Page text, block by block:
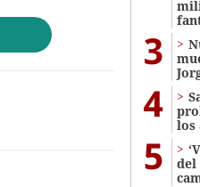
3
4
los
5
del